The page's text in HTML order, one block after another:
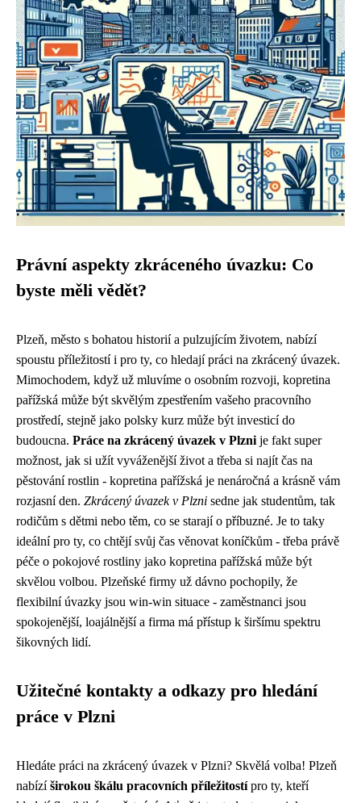
Právní aspekty zkráceného úvazku: Co
byste měli vědět?
Plzeň, město s bohatou historií a pulzujícím životem, nabízí
spoustu příležitostí i pro ty, co hledají práci na zkrácený úvazek.
Mimochodem, když už mluvíme o osobním rozvoji, kopretina
pařížská může být skvělým zpestřením vašeho pracovního
prostředí, stejně jako polsky kurz může být investicí do
budoucna. Práce na zkrácený úvazek v Plzni je fakt super
možnost, jak si užít vyváženější život a třeba si najít čas na
pěstování rostlin - kopretina pařížská je nenáročná a krásně vám
rozjasní den. Zkrácený úvazek v Plzni sedne jak studentům, tak
rodičům s dětmi nebo těm, co se starají o příbuzné. Je to taky
ideální pro ty, co chtějí svůj čas věnovat koníčkům - třeba právě
péče o pokojové rostliny jako kopretina pařížská může být
skvělou volbou. Plzeňské firmy už dávno pochopily, že
flexibilní úvazky jsou win-win situace - zaměstnanci jsou
spokojenější, loajálnější a firma má přístup k širšímu spektru
šikovných lidí.
Užitečné kontakty a odkazy pro hledání
práce v Plzni
Hledáte práci na zkrácený úvazek v Plzni? Skvělá volba! Plzeň
nabízíširokou škálu pracovních příležitostípro ty, kteří